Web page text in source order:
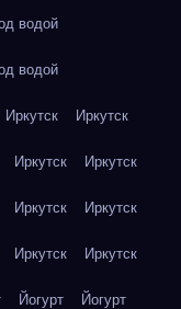
водой
водой
Иркутск Иркутск
Иркутск Иркутск
Иркутск Иркутск
Иркутск Иркутск
Йогурт Йогурт